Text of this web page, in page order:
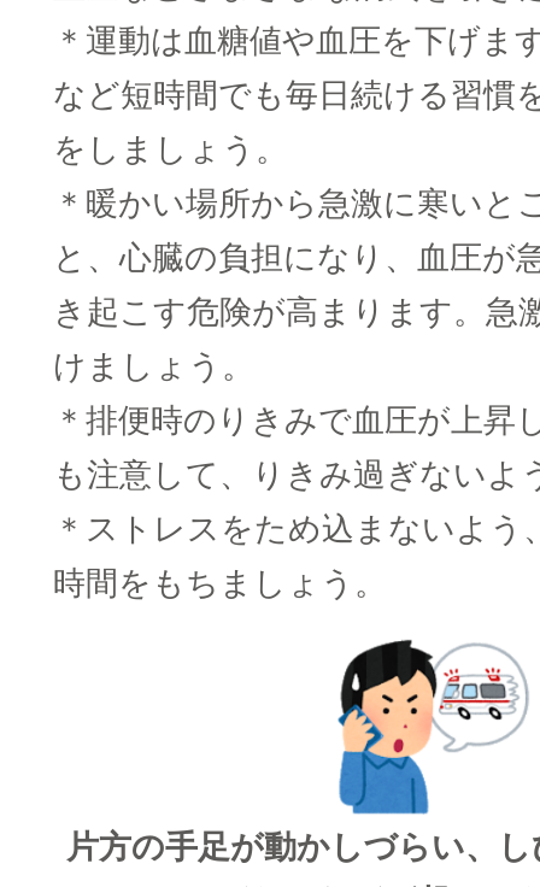
＊運動は血糖値や血圧を下げま
など短時間でも毎日続ける習慣
をしましょう。
＊暖かい場所から急激に寒いと
と、心臓の負担になり、血圧が
き起こす危険が高まります。急
けましょう。
＊排便時のりきみで血圧が上昇
も注意して、りきみ過ぎないよ
＊ストレスをため込まないよう
時間をもちましょう。
片方の手足が動かしづらい、